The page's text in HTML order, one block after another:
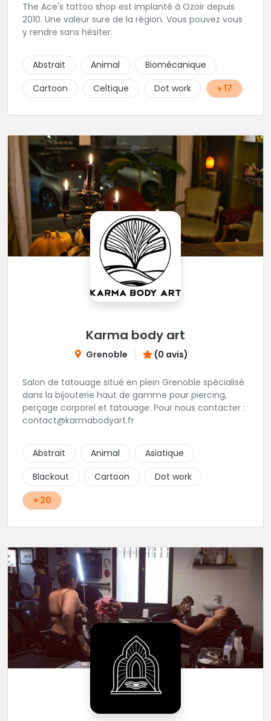
The Ace's tattoo shop est implanté à Ozoir depuis
2010. Une valeur sure de la région. Vous pouvez vous
y rendre sans hésiter.
Abstrait Animal
Biomécanique
Cartoon
Celtique Dot work + 17
Karma body art
Grenoble (0 avis)
Salon de tatouage situé en plein Grenoble spécialisé
dans la bijouterie haut de gamme pour piercing,
perçage corporel et tatouage. Pour nous contacter :
contact@karmabodyart.fr
Abstrait Animal
Asiatique
Blackout
Cartoon
Dot work
+ 20